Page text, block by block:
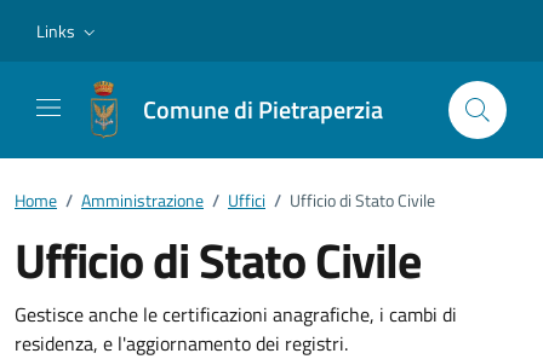
Links
Comune di Pietraperzia
Home / Amministrazione / Uffici / Ufficio di Stato Civile
Ufficio di Stato Civile
Dettagli della notizia
Gestisce anche le certificazioni anagrafiche, i cambi di
residenza, e l'aggiornamento dei registri.